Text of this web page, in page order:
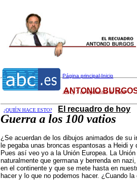
Página principal-Inicio
ABC, 7 de septiembre de 2009
¿QUIÉN HACE ESTO? El recuadro de hoy
ANTONIO
Guerra a los 100 vatios
¿Se acuerdan de los dibujos animados de su
le pegaba unas broncas espantosas a Heidi
Pues así veo yo a la Unión Europea. La
naturalmente que germana y berrenda en
en el continente y que se mete hasta en
hacer y lo que no podemos hacer. ¿Cuando